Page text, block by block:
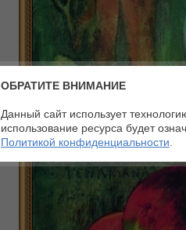
ОБРАТИТЕ ВНИМАНИЕ
Данный сайт использует
использование ресурса будет
Политикой конфиденциальности